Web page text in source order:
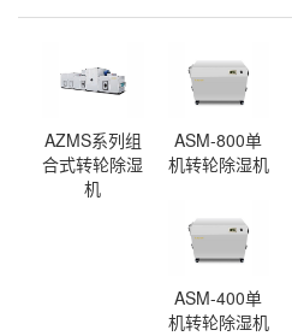
AZMS系列组
合式转轮除湿
机
ASM-800单
机转轮除湿机
ASM-400单
机转轮除湿机